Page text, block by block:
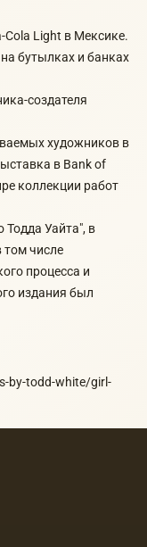
Cola Light в Мексике.
бутылках и банках
создателя
художников в
в Bank of
коллекции работ
Тодда Уайта", в
том числе
процесса и
издания был
by-todd-white/girl-